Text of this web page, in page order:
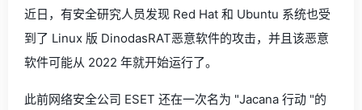
近日，有安全研究人员发现 Red Hat 和 Ubuntu 系统也受
到了 Linux 版 DinodasRAT恶意软件的攻击，并且该恶意
软件可能从 2022 年就开始运行了。
此前网络安全公司 ESET 还在一次名为 "Jacana 行动 "的